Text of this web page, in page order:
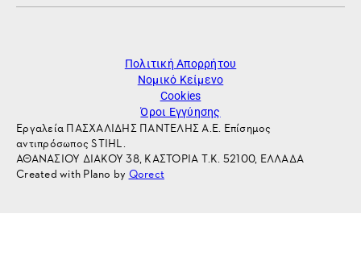
Πολιτική Απορρήτου
Νομικό Κείμενο
Cookies
Όροι Εγγύησης
Εργαλεία ΠΑΣΧΑΛΙΔΗΣ ΠΑΝΤΕΛΗΣ Α.Ε. Επίσημος
αντιπρόσωπος STIHL.
ΑΘΑΝΑΣΙΟΥ ΔΙΑΚΟΥ 38, ΚΑΣΤΟΡΙΑ Τ.Κ. 52100, ΕΛΛΑΔΑ
Created with Plano by Qorect